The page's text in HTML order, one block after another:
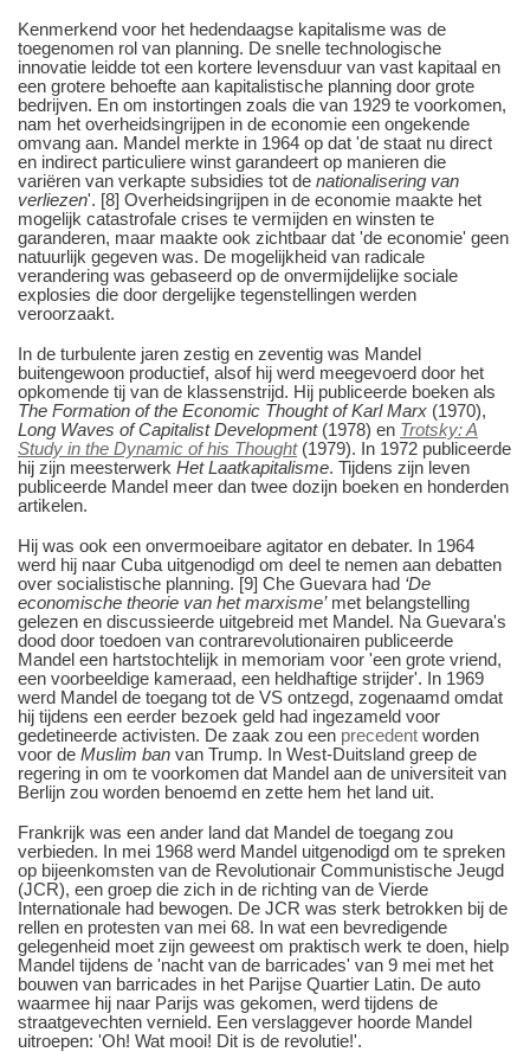
Kenmerkend voor het hedendaagse kapitalisme was de
toegenomen rol van planning. De snelle technologische
innovatie leidde tot een kortere levensduur van vast kapitaal en
een grotere behoefte aan kapitalistische planning door grote
bedrijven. En om instortingen zoals die van 1929 te voorkomen,
nam het overheidsingrijpen in de economie een ongekende
omvang aan. Mandel merkte in 1964 op dat 'de staat nu direct
en indirect particuliere winst garandeert op manieren die
variëren van verkapte subsidies tot de nationalisering van
verliezen'. [8] Overheidsingrijpen in de economie maakte het
mogelijk catastrofale crises te vermijden en winsten te
garanderen, maar maakte ook zichtbaar dat 'de economie' geen
natuurlijk gegeven was. De mogelijkheid van radicale
verandering was gebaseerd op de onvermijdelijke sociale
explosies die door dergelijke tegenstellingen werden
veroorzaakt.
In de turbulente jaren zestig en zeventig was Mandel
buitengewoon productief, alsof hij werd meegevoerd door het
opkomende tij van de klassenstrijd. Hij publiceerde boeken als
The Formation of the Economic Thought of Karl Marx (1970),
Long Waves of Capitalist Development(1978) en Trotsky: A
Study in the Dynamic of his Thought(1979). In 1972 publiceerde
hij zijn meesterwerk Het Laatkapitalisme. Tijdens zijn leven
publiceerde Mandel meer dan twee dozijn boeken en honderden
artikelen.
Hij was ook een onvermoeibare agitator en debater. In 1964
werd hij naar Cuba uitgenodigd om deel te nemen aan debatten
over socialistische planning. [9] Che Guevara had ‘De
economische theorie van het marxisme’met belangstelling
gelezen en discussieerde uitgebreid met Mandel. Na Guevara's
dood door toedoen van contrarevolutionairen publiceerde
Mandel een hartstochtelijk in memoriam voor 'een grote vriend,
een voorbeeldige kameraad, een heldhaftige strijder'. In 1969
werd Mandel de toegang tot de VS ontzegd, zogenaamd omdat
hij tijdens een eerder bezoek geld had ingezameld voor
gedetineerde activisten. De zaak zou een precedent worden
voor de Muslim ban van Trump. In West-Duitsland greep de
regering in om te voorkomen dat Mandel aan de universiteit van
Berlijn zou worden benoemd en zette hem het land uit.
Frankrijk was een ander land dat Mandel de toegang zou
verbieden. In mei 1968 werd Mandel uitgenodigd om te spreken
op bijeenkomsten van de Revolutionair Communistische Jeugd
(JCR), een groep die zich in de richting van de Vierde
Internationale had bewogen. De JCR was sterk betrokken bij de
rellen en protesten van mei 68. In wat een bevredigende
gelegenheid moet zijn geweest om praktisch werk te doen, hielp
Mandel tijdens de 'nacht van de barricades' van 9 mei met het
bouwen van barricades in het Parijse Quartier Latin. De auto
waarmee hij naar Parijs was gekomen, werd tijdens de
straatgevechten vernield. Een verslaggever hoorde Mandel
uitroepen: 'Oh! Wat mooi! Dit is de revolutie!'.